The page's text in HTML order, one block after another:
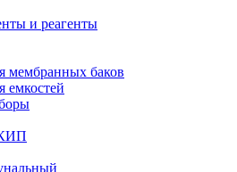
и реагенты
мембранных баков
емкостей